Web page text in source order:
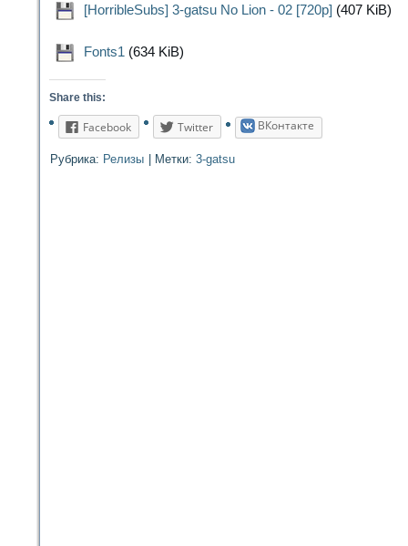
[HorribleSubs] 3-gatsu No Lion - 02 [720p] (407 KiB)
Fonts1 (634 KiB)
Share this:
Facebook Twitter ВКонтакте
Рубрика: Релизы Метки: 3-gatsu